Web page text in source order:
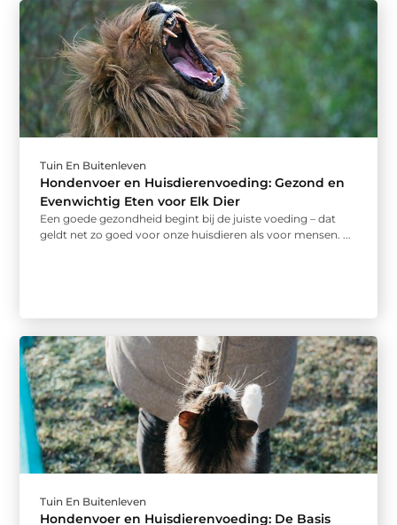
Tuin En Buitenleven
Hondenvoer en Huisdierenvoeding: Gezond en
Evenwichtig Eten voor Elk Dier
Een goede gezondheid begint bij de juiste voeding – dat
geldt net zo goed voor onze huisdieren als voor mensen. ...
Tuin En Buitenleven
Hondenvoer en Huisdierenvoeding: De Basis